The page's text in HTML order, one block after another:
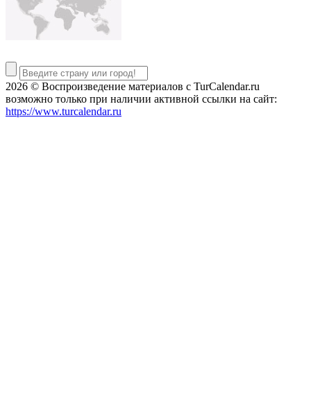
2026 © Воспроизведение материалов c TurCalendar.ru
возможно только при наличии активной ссылки на сайт:
https://www.turcalendar.ru